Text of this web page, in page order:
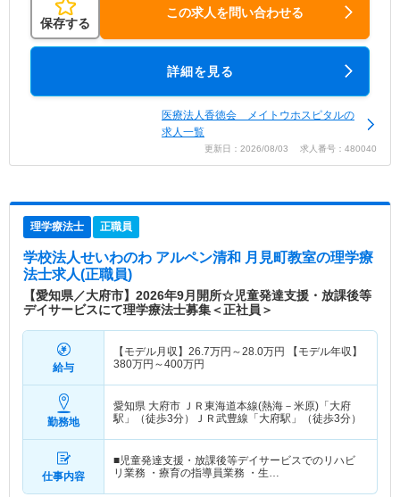
保存する
この求人を問い合わせる
詳細を見る
医療法人香徳会 メイトウホスピタルの
求人一覧
更新日：2026/08/03 求人番号：480040
理学療法士 正職員
学校法人せいわのわ アルペン清和 月見町教室の理学療
法士求人(正職員)
【愛知県／大府市】2026年9月開所☆児童発達支援・放課後等
デイサービスにて理学療法士募集＜正社員＞
給与
【モデル月収】 26.7万円～28.0万円
【モデル年収】
380万円～400万円
勤務地
愛知県 大府市 ＪＲ東海道本線(熱海－米原)「大府
駅」（徒歩3分）ＪＲ武豊線「大府駅」（徒歩3分）
仕事内容
■児童発達支援・放課後等デイサービスでのリハビ
リ業務 ・療育の指導員業務 ・生…